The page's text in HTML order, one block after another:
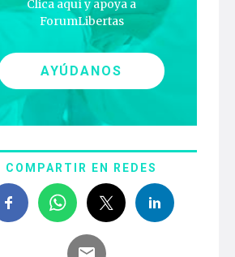
Clica aquí y apoya a
ForumLibertas
AYÚDANOS
COMPARTIR EN REDES